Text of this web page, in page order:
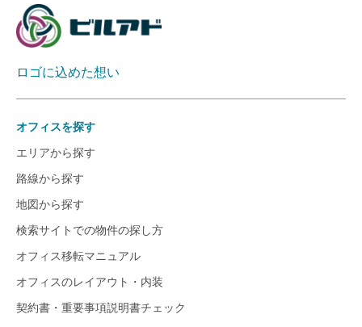
ロゴに込めた想い
オフィスを探す
エリアから探す
路線から探す
地図から探す
検索サイトでの物件の探し方
オフィス移転マニュアル
オフィスのレイアウト・内装
契約書・重要事項説明書チェック